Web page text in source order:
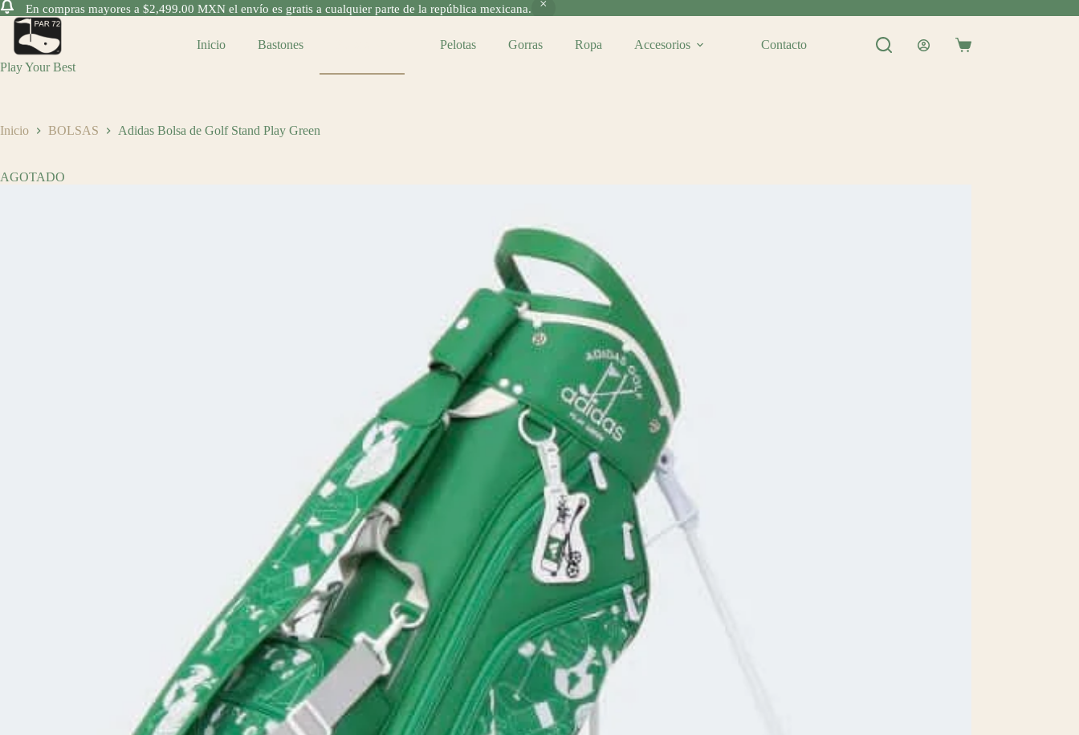
En compras mayores a $2,499.00 MXN el envío es gratis a cualquier parte de la república mexicana.
Saltar
contenido
Play Your Best
Inicio Bastones Pelotas Gorras Ropa Accesorios Contacto
Shopping
Inicio BOLSAS Adidas Bolsa de Golf Stand Play Green
AGOTADO